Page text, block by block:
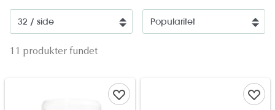
11 produkter fundet